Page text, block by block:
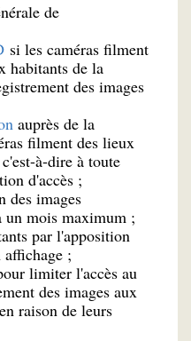
de
si les caméras filment
habitants de la
des images
auprès de la
filment des lieux
à-dire à toute
d'accès ;
des images
un mois maximum ;
par l'apposition
affichage ;
limiter l'accès au
des images aux
raison de leurs